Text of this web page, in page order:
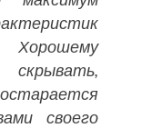
скрывать,
своего